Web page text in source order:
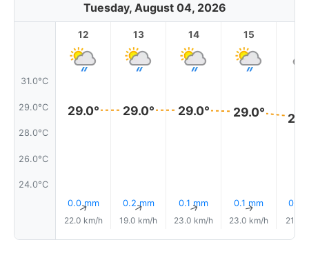
Tuesday, August 04, 2026
31.0°C
29.0°C
28.0°C
26.0°C
24.0°C
12
29.0°
0.0 mm
↑
22.0 km/h
13
29.0°
0.2 mm
↑
19.0 km/h
14
29.0°
0.1 mm
↑
23.0 km/h
15
29.0°
0.1 mm
↑
23.0 km/h
0.7
21.0